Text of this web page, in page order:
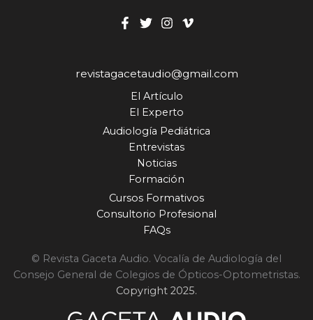
revistagacetaudio@gmail.com
El Artículo
El Experto
Audiología Pediátrica
Entrevistas
Noticias
Formación
Cursos Formativos
Consultorio Profesional
FAQs
© Revista Gaceta Audio. Vocalía de Audiología del
Consejo General de Colegios de Ópticos-Optometristas.
Copyright 2025.